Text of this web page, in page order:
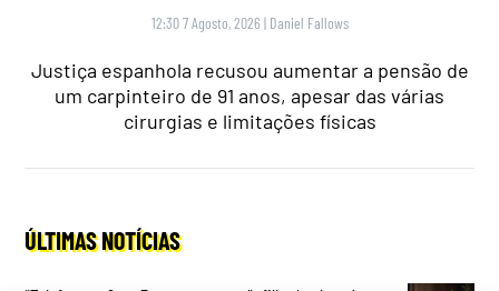
12:30 7 Agosto, 2026 | Daniel Fallows
Justiça espanhola recusou aumentar a pensão de
um carpinteiro de 91 anos, apesar das várias
cirurgias e limitações físicas
ÚLTIMAS NOTÍCIAS